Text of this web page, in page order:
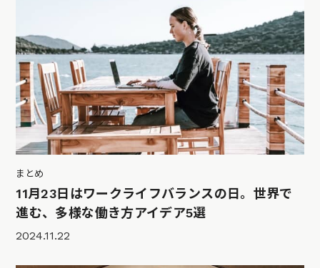
まとめ
11月23日はワークライフバランスの日。世界で
進む、多様な働き方アイデア5選
2024.11.22